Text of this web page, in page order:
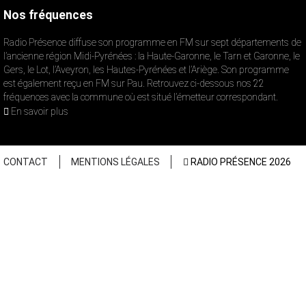
Prévenez-moi de tous les nouveaux commentaires
Nos fréquences
Radio Présence diffuse son programme en FM sur sept départements de
l’ancienne région Midi-Pyrénées : la Haute-Garonne, le Tarn et Garonne, le
Gers, le Lot, l’Aveyron, les Hautes-Pyrénées et l’Ariège. Son programme
est également reçu en FM sur Pau. Retrouvez ci-dessous nos 22
fréquences avec la commune où est situé l’émetteur correspondant.
En savoir plus
CONTACT MENTIONS LÉGALES RADIO PRÉSENCE 2026